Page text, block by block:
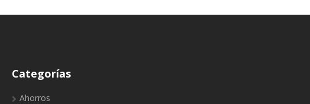
Categorías
Ahorros